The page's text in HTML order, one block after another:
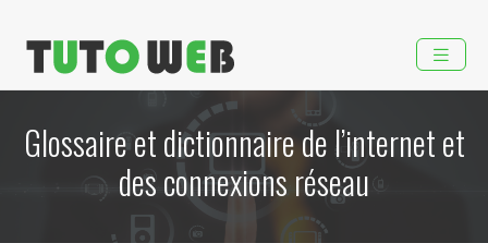
Glossaire et dictionnaire de l’internet et
des connexions réseau